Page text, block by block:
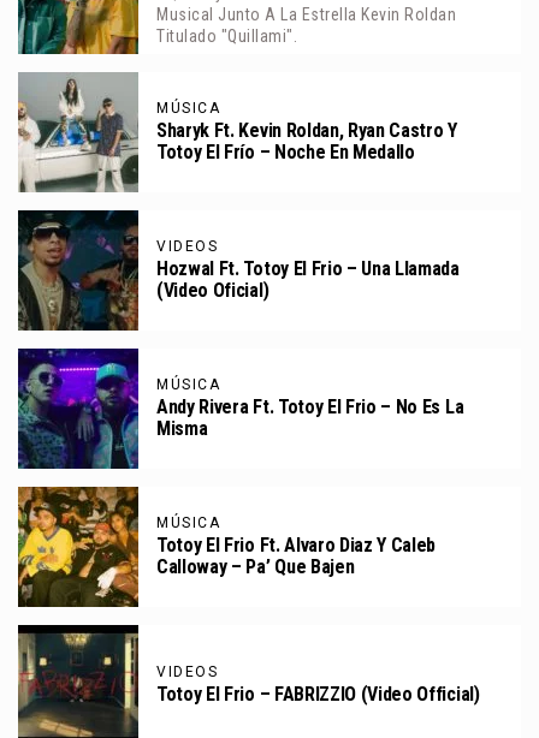
Musical Junto A La Estrella Kevin Roldan
Titulado "Quillami".
MÚSICA
Sharyk Ft. Kevin Roldan, Ryan Castro Y
Totoy El Frío – Noche En Medallo
VIDEOS
Hozwal Ft. Totoy El Frio – Una Llamada
(Video Oficial)
MÚSICA
Andy Rivera Ft. Totoy El Frio – No Es La
Misma
MÚSICA
Totoy El Frio Ft. Alvaro Diaz Y Caleb
Calloway – Pa’ Que Bajen
VIDEOS
Totoy El Frio – FABRIZZIO (Video Official)